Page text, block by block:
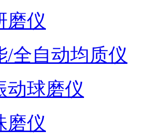
磨仪
/全自动均质仪
动球磨仪
磨仪